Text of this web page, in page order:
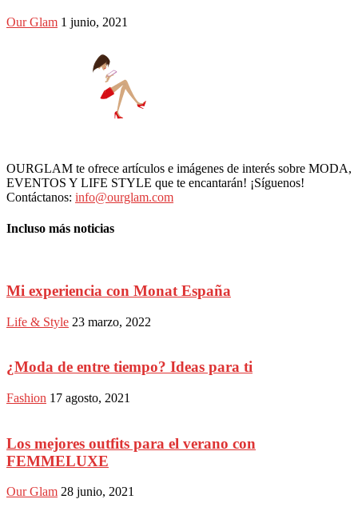
Our Glam 1 junio, 2021
OURGLAM te ofrece artículos e imágenes de interés sobre MODA,
EVENTOS Y LIFE STYLE que te encantarán! ¡Síguenos!
Contáctanos: info@ourglam.com
Incluso más noticias
Mi experiencia con Monat España
Life & Style 23 marzo, 2022
¿Moda de entre tiempo? Ideas para ti
Fashion 17 agosto, 2021
Los mejores outfits para el verano con
FEMMELUXE
Our Glam 28 junio, 2021